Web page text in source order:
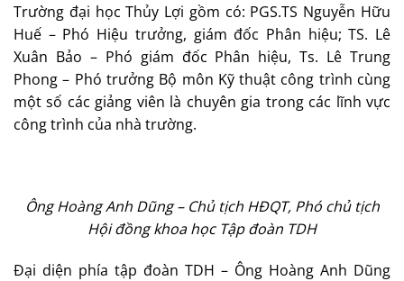
Trường đại học Thủy Lợi gồm có: PGS.TS Nguyễn Hữu
Huế – Phó Hiệu trưởng, giám đốc Phân hiệu; TS. Lê
Xuân Bảo – Phó giám đốc Phân hiệu, Ts. Lê Trung
Phong – Phó trưởng Bộ môn Kỹ thuật công trình cùng
một số các giảng viên là chuyên gia trong các lĩnh vực
công trình của nhà trường.
Ông Hoàng Anh Dũng – Chủ tịch HĐQT, Phó chủ tịch
Hội đồng khoa học Tập đoàn TDH
Đại diện phía tập đoàn TDH – Ông Hoàng Anh Dũng